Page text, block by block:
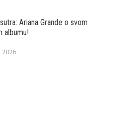
Ariana Grande o svom
albumu!
2026